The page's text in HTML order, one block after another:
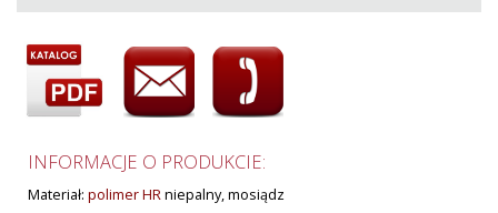
INFORMACJE O PRODUKCIE:
Materiał: polimer HRniepalny, mosiądz